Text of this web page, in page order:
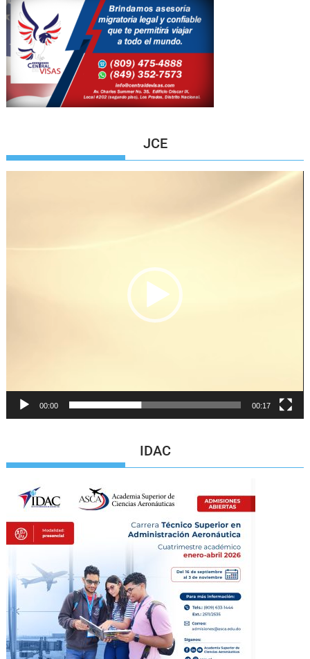
JCE
00:00 00:17
IDAC